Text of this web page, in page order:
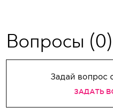
Вопросы (0)
Задай вопрос
ЗАДАТЬ